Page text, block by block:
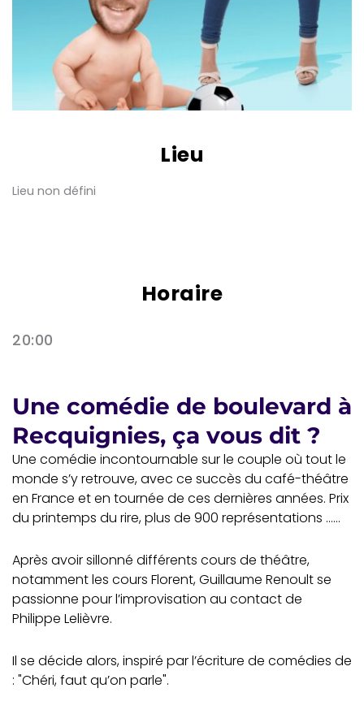
Lieu
Lieu non défini
Horaire
20:00
Une comédie de boulevard à
Recquignies, ça vous dit ?
Une comédie incontournable sur le couple où tout le
monde s’y retrouve, avec ce succès du café-théâtre
en France et en tournée de ces dernières années. Prix
du printemps du rire, plus de 900 représentations ……
Après avoir sillonné différents cours de théâtre,
notamment les cours Florent, Guillaume Renoult se
passionne pour l’improvisation au contact de
Philippe Lelièvre.
Il se décide alors, inspiré par l’écriture de comédies de
: "Chéri, faut qu’on parle".